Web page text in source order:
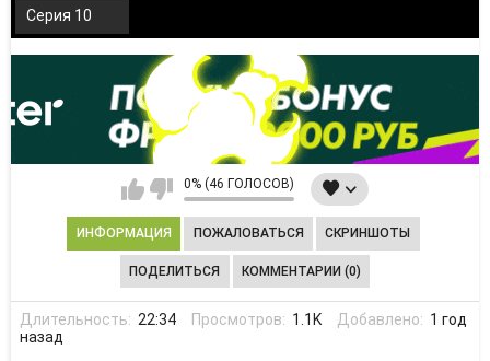
Серия 10
0% (46 ГОЛОСОВ)
ИНФОРМАЦИЯ ПОЖАЛОВАТЬСЯ СКРИНШОТЫ
ПОДЕЛИТЬСЯ КОММЕНТАРИИ (0)
Длительность: 22:34 Просмотров: 1.1K Добавлено: 1 год
назад